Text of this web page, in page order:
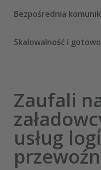
Bezpośrednia
Skalowalność i
Zaufali
usług